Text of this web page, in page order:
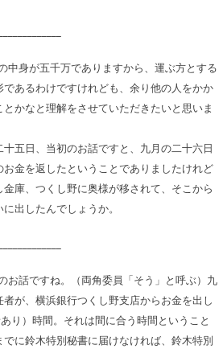
身が五千万でありますから、運ぶ方とする
あるわけですけれども、余り他の人をかか
かなと理解をさせていただきたいと思いま
五日、当初のお話ですと、九月の二十六日
金を返したということでありましたけれど
庫、つくし野に奥様が移されて、そこから
出したんでしょうか。
話ですね。（両角委員「そう」と呼ぶ）九
が、横浜銀行つくし野支店からお金を出し
り）時間。それは間に合う時間ということ
に鈴木特別秘書に届けなければ、鈴木特別